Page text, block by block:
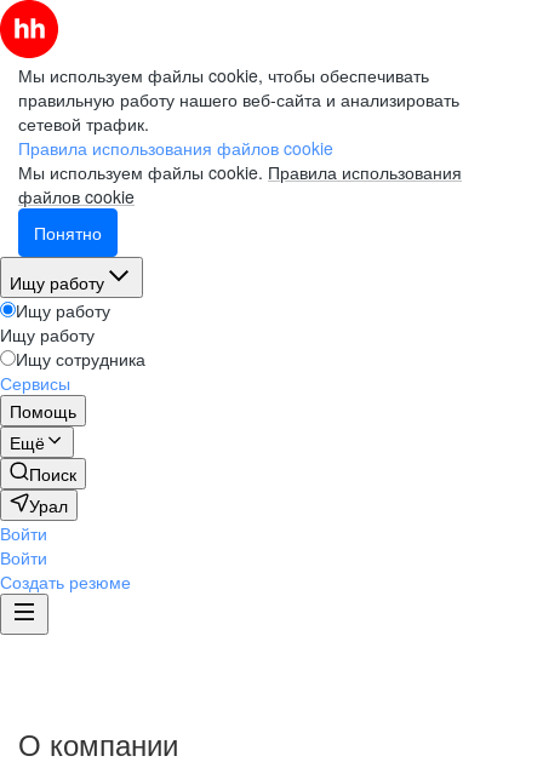
Мы используем файлы cookie, чтобы обеспечивать
правильную работу нашего веб-сайта и анализировать
сетевой трафик.
Правила использования файлов cookie
Мы используем файлы cookie. Правила использования
файлов cookie
Понятно
Ищу работу
Ищу работу
Ищу работу
Ищу сотрудника
Сервисы
Помощь
Ещё
Поиск
Урал
Войти
Войти
Создать резюме
О компании